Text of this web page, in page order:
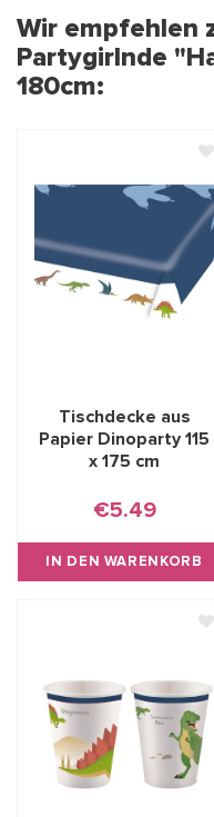
Wir empfehlen
Partygirlnde
180cm:
Tischdecke aus
Papier Dinoparty 115
x 175 cm
€5.49
IN DEN WARENKORB